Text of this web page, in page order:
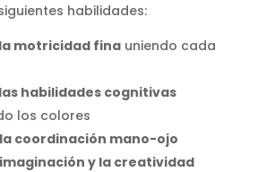
habilidades:
la motricidad finauniendo cada
las habilidades cognitivas
los colores
la coordinación mano-ojo
y la creatividad